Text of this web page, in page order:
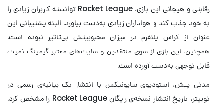
رقابتی و هیجانی این بازی، Rocket League توانسته کاربران زیادی را
به خود جذب کند و هواداران زیادی به‌دست بیاورد. البته پشتیبانی این
عنوان از کراس پلتفرم در میزان محبوبیتش بی‌تاثیر نبوده است.
همچنین، این بازی از سوی منتقدین و سایت‌های معتبر گیمینگ نمرات
قابل توجهی به‌دست آورده است.
مدتی پیش، استودیوی سایونیکس با انتشار یک بیانیه‌ی رسمی در
توییتر، تاریخ انتشار نسخه‌ی رایگان Rocket League را مشخص کرد.